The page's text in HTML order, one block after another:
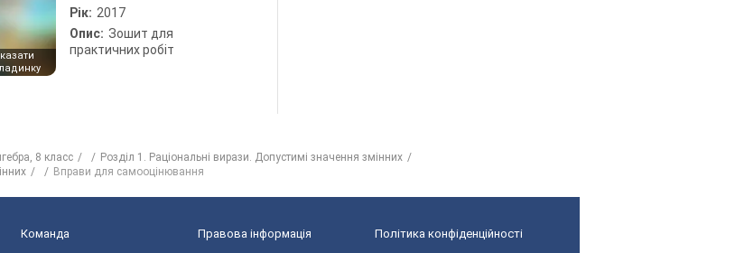
Рік: 2017
Опис: Зошит для
практичних робіт
8 класс
Розділ 1. Раціональні вирази. Допустимі значення змінних
Вправи для самооцінювання
Команда Правова інформація Політика конфіденційності